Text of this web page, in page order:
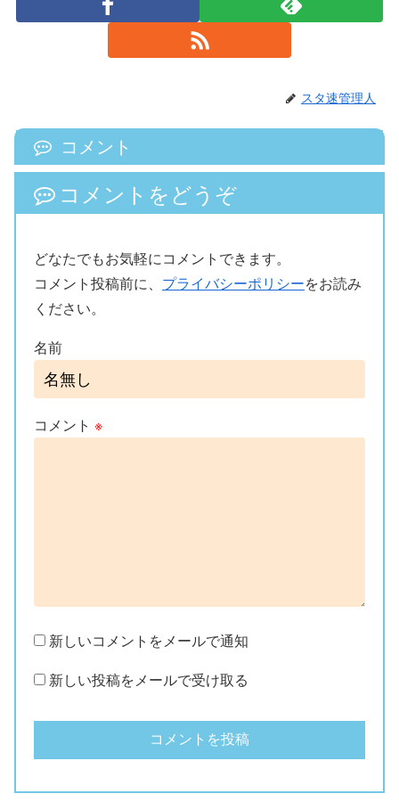
スタ速管理人
コメント
コメントをどうぞ
どなたでもお気軽にコメントできます。
コメント投稿前に、 プライバシーポリシーをお読み
ください。
名前
コメント ※
新しいコメントをメールで通知
新しい投稿をメールで受け取る